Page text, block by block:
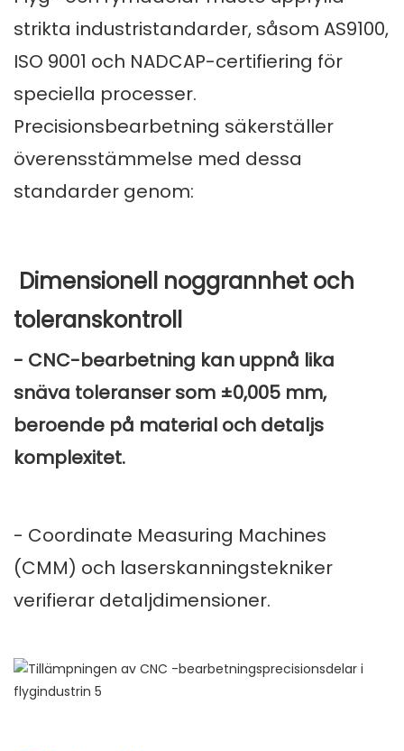
strikta industristandarder, såsom AS9100,
ISO 9001 och NADCAP-certifiering för
speciella processer.
Precisionsbearbetning säkerställer
överensstämmelse med dessa
standarder genom:
Dimensionell noggrannhet och
toleranskontroll
- CNC-bearbetning kan uppnå lika
snäva toleranser som ±0,005 mm,
beroende på material och detaljs
komplexitet.
- Coordinate Measuring Machines
(CMM) och laserskanningstekniker
verifierar detaljdimensioner.